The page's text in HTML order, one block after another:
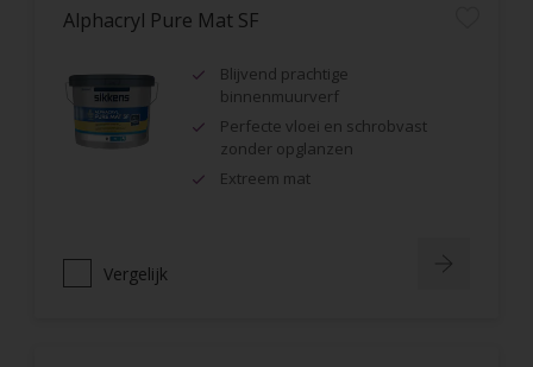
Alphacryl Pure Mat SF
Blijvend prachtige
binnenmuurverf
Perfecte vloei en schrobvast
zonder opglanzen
Extreem mat
Vergelijk